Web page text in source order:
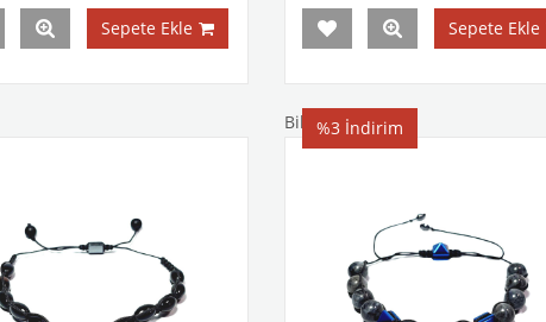
Sepete Ekle Sepete Ekle
Bileklik
%3 İndirim